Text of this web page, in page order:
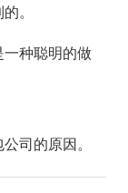
。
种聪明的做
司的原因。